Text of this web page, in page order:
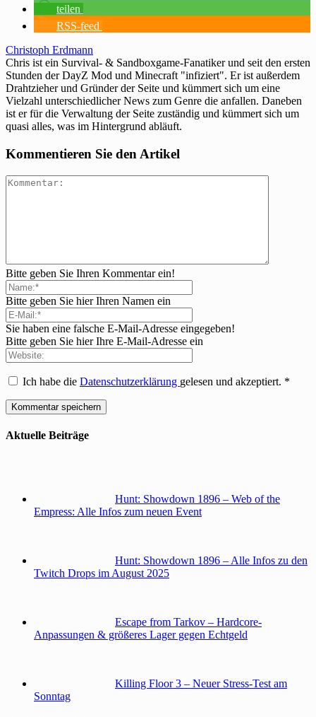
teilen
RSS-feed
Christoph Erdmann
Chris ist ein Survival- & Sandboxgame-Fanatiker und seit den ersten
Stunden der DayZ Mod und Minecraft "infiziert". Er ist außerdem
Drahtzieher und Gründer der Seite und kümmert sich um eine
Vielzahl unterschiedlicher News zum Genre die anfallen. Daneben
ist er für die Verwaltung der Seite zuständig und kümmert sich um
quasi alles, was im Hintergrund abläuft.
Kommentieren Sie den Artikel
Bitte geben Sie Ihren Kommentar ein!
Bitte geben Sie hier Ihren Namen ein
Sie haben eine falsche E-Mail-Adresse eingegeben!
Bitte geben Sie hier Ihre E-Mail-Adresse ein
Ich habe die Datenschutzerklärung gelesen und akzeptiert. *
Aktuelle Beiträge
Hunt: Showdown 1896 – Web of the
Empress: Alle Infos zum neuen Event
Hunt: Showdown 1896 – Alle Infos zu den
Twitch Drops im August 2025
Escape from Tarkov – Hardcore-
Anpassungen & größeres Lager gegen Echtgeld
Killing Floor 3 – Neuer Stress-Test am
Sonntag